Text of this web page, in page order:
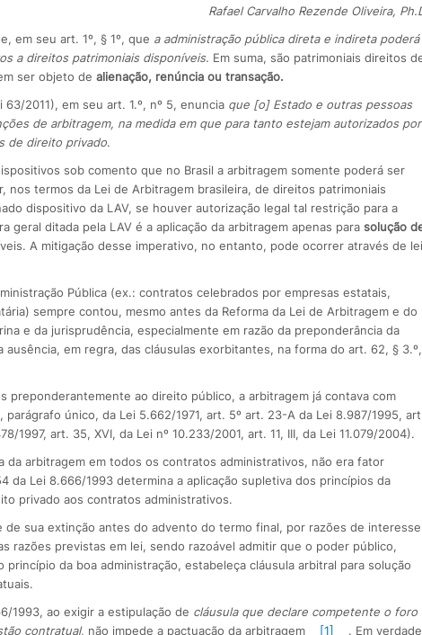
Rafael Carvalho Rezende Oliveira,
em seu art. 1º, § 1º, que a administração pública direta e indireta poderá
a direitos patrimoniais disponíveis. Em suma, são patrimoniais direitos
ser objeto de alienação, renúncia ou transação.
63/2011), em seu art. 1.º, nº 5, enuncia que [o] Estado e outras pessoas
de arbitragem, na medida em que para tanto estejam autorizados por
de direito privado.
sob comento que no Brasil a arbitragem somente poderá ser
nos termos da Lei de Arbitragem brasileira, de direitos patrimoniais
dispositivo da LAV, se houver autorização legal tal restrição para a
geral ditada pela LAV é a aplicação da arbitragem apenas para solução
A mitigação desse imperativo, no entanto, pode ocorrer através de lei
Pública (ex.: contratos celebrados por empresas estatais,
sempre contou, mesmo antes da Reforma da Lei de Arbitragem e do
e da jurisprudência, especialmente em razão da preponderância da
em regra, das cláusulas exorbitantes, na forma do art. 62, § 3.º,
preponderantemente ao direito público, a arbitragem já contava com
único, da Lei 5.662/1971, art. 5º art. 23-A da Lei 8.987/1995,
1997, art. 35, XVI, da Lei nº 10.233/2001, art. 11, III, da Lei 11.079/2004).
da arbitragem em todos os contratos administrativos, não era fator
da Lei 8.666/1993 determina a aplicação supletiva dos princípios da
privado aos contratos administrativos.
sua extinção antes do advento do termo final, por razões de interesse
razões previstas em lei, sendo razoável admitir que o poder público,
da boa administração, estabeleça cláusula arbitral para solução
1993, ao exigir a estipulação de cláusula que declare competente o foro
contratual, não impede a pactuação da arbitragem [1]
. Em